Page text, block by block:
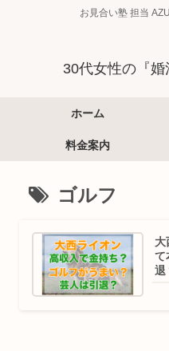
お見合い塾 担当
30代女性の『婚
ホーム
料金案内
ゴルフ
大
て
退